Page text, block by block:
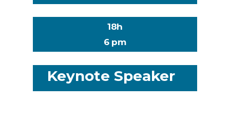
18h
6 pm
Keynote Speaker